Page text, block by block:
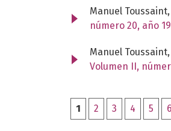
Manuel Toussaint,
número 20, año
Manuel Toussaint,
Volumen II,
1 2 3 4 5 6